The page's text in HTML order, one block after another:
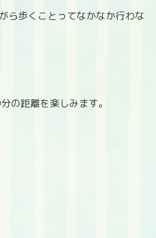
ら歩くことってなかなか行わな
の距離を楽しみます。